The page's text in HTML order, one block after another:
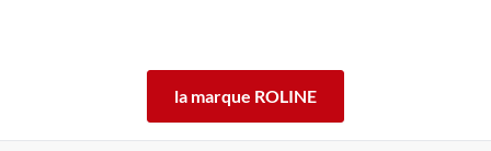
la marque ROLINE